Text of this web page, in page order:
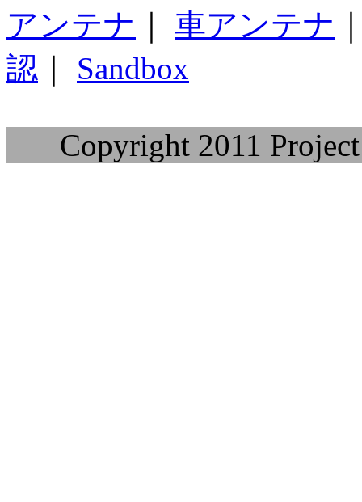
アンテナ
車アンテナ
認
Sandbox
Copyright 2011